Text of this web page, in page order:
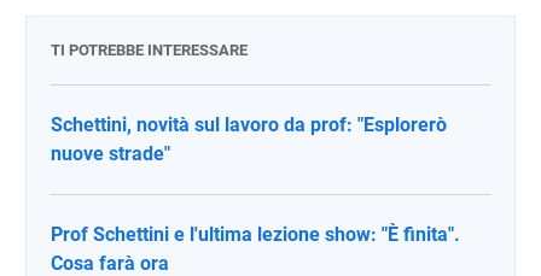
TI POTREBBE INTERESSARE
Schettini, novità sul lavoro da prof: "Esplorerò
nuove strade"
Prof Schettini e l'ultima lezione show: "È finita".
Cosa farà ora